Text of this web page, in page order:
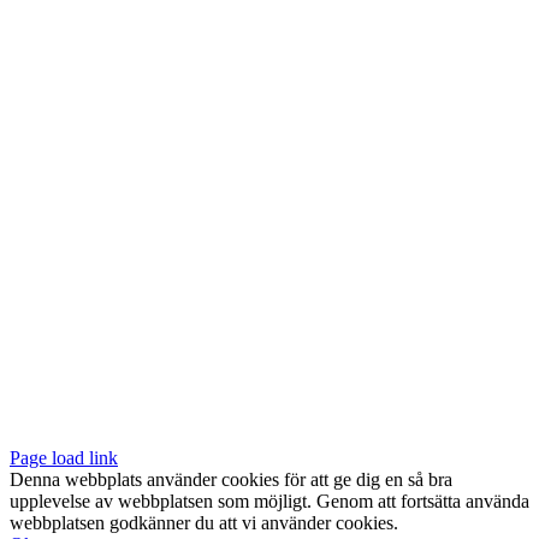
Page load link
Denna webbplats använder cookies för att ge dig en så bra
upplevelse av webbplatsen som möjligt. Genom att fortsätta använda
webbplatsen godkänner du att vi använder cookies.